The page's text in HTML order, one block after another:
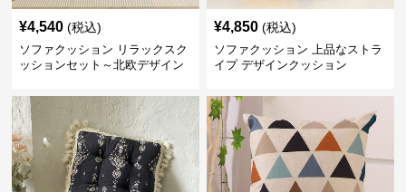
¥4,540 (税込)
ソファクッション リラックスク
ッションセット～北欧デザイン
¥4,850 (税込)
ソファクッション 上品なストラ
イプ デザインクッション